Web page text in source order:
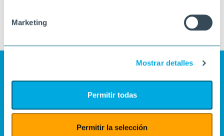
Marketing
Mostrar detalles
Permitir todas
Permitir la selección